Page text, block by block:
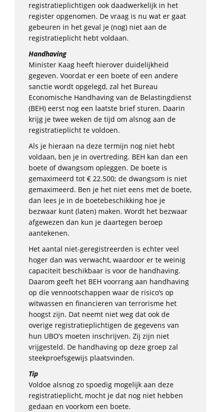
registratieplichtigen ook daadwerkelijk in het
register opgenomen. De vraag is nu wat er gaat
gebeuren in het geval je (nog) niet aan de
registratieplicht hebt voldaan.
Handhaving
Minister Kaag heeft hierover duidelijkheid
gegeven. Voordat er een boete of een andere
sanctie wordt opgelegd, zal het Bureau
Economische Handhaving van de Belastingdienst
(BEH) eerst nog een laatste brief sturen. Daarin
krijg je twee weken de tijd om alsnog aan de
registratieplicht te voldoen.
Als je hieraan na deze termijn nog niet hebt
voldaan, ben je in overtreding. BEH kan dan een
boete of dwangsom opleggen. De boete is
gemaximeerd tot € 22.500; de dwangsom is niet
gemaximeerd. Ben je het niet eens met de boete,
dan lees je in de boetebeschikking hoe je
bezwaar kunt (laten) maken. Wordt het bezwaar
afgewezen dan kun je daartegen beroep
aantekenen.
Het aantal niet-geregistreerden is echter veel
hoger dan was verwacht, waardoor er te weinig
capaciteit beschikbaar is voor de handhaving.
Daarom geeft het BEH voorrang aan handhaving
op díe vennootschappen waar de risico’s op
witwassen en financieren van terrorisme het
hoogst zijn. Dat neemt niet weg dat ook de
overige registratieplichtigen de gegevens van
hun UBO’s moeten inschrijven. Zij zijn niet
vrijgesteld. De handhaving op deze groep zal
steekproefsgewijs plaatsvinden.
Tip
Voldoe alsnog zo spoedig mogelijk aan deze
registratieplicht, mocht je dat nog niet hebben
gedaan en voorkom een boete.